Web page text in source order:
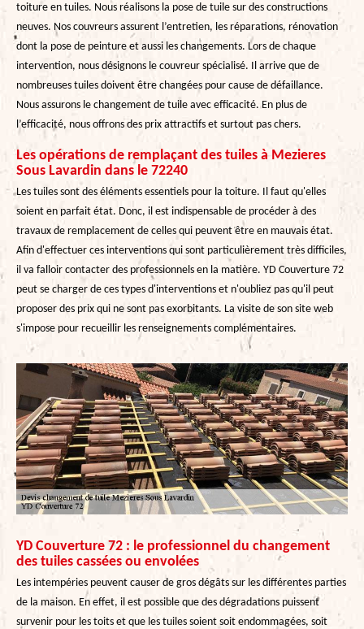
toiture en tuiles. Nous réalisons la pose de tuile sur des constructions
neuves. Nos couvreurs assurent l’entretien, les réparations, rénovation
dont la pose de peinture et aussi les changements. Lors de chaque
intervention, nous désignons le couvreur spécialisé. Il arrive que de
nombreuses tuiles doivent être changées pour cause de défaillance.
Nous assurons le changement de tuile avec efficacité. En plus de
l’efficacité, nous offrons des prix attractifs et surtout pas chers.
Les opérations de remplaçant des tuiles à Mezieres
Sous Lavardin dans le 72240
Les tuiles sont des éléments essentiels pour la toiture. Il faut qu'elles
soient en parfait état. Donc, il est indispensable de procéder à des
travaux de remplacement de celles qui peuvent être en mauvais état.
Afin d'effectuer ces interventions qui sont particulièrement très difficiles,
il va falloir contacter des professionnels en la matière. YD Couverture 72
peut se charger de ces types d'interventions et n'oubliez pas qu'il peut
proposer des prix qui ne sont pas exorbitants. La visite de son site web
s'impose pour recueillir les renseignements complémentaires.
YD Couverture 72 : le professionnel du changement
des tuiles cassées ou envolées
Les intempéries peuvent causer de gros dégâts sur les différentes parties
de la maison. En effet, il est possible que des dégradations puissent
survenir pour les toits et que les tuiles soient soit endommagées, soit